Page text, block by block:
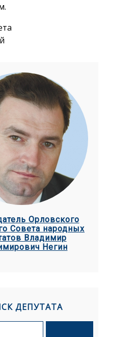
Совета
Орловского
Совета народных
Владимир
Негин
ДЕПУТАТА